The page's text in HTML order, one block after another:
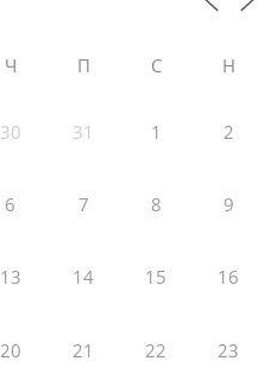
Ч П С Н
30 31 1 2
6 7 8 9
13 14 15 16
20 21 22 23